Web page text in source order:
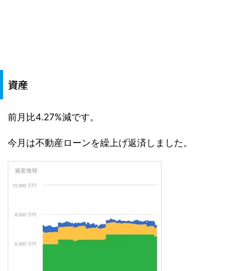
資産
前月比4.27%減です。
今月は不動産ローンを繰上げ返済しました。